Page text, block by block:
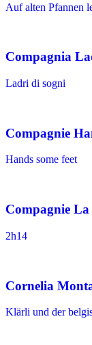
Auf alten Pfannen
Compagnia
Ladri di sogni
Compagnie
Hands some feet
Compagnie
2h14
Cornelia
Klärli und der